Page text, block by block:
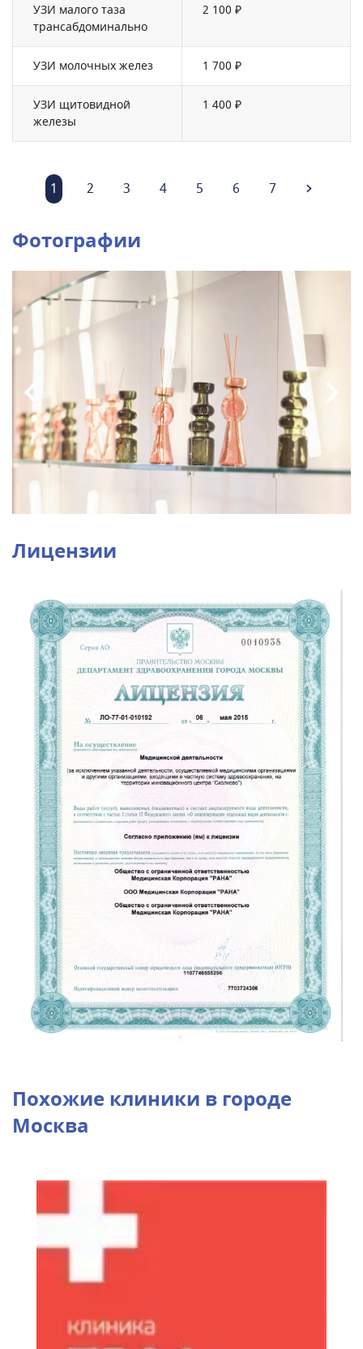
УЗИ малого таза
трансабдоминально
2 100 ₽
УЗИ молочных желез 1 700 ₽
УЗИ щитовидной
железы
1 400 ₽
1 2 3 4 5 6 7
Фотографии
Лицензии
Похожие клиники в городе
Москва